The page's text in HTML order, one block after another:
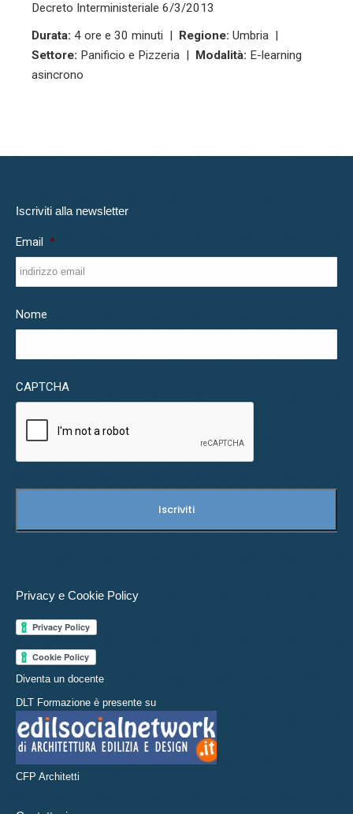
Decreto Interministeriale 6/3/2013
Durata: 4 ore e 30 minuti | Regione: Umbria |
Settore: Panificio e Pizzeria | Modalità: E-learning
asincrono
Iscriviti alla newsletter
Email *
Nome
CAPTCHA
Privacy e Cookie Policy
Diventa un docente
DLT Formazione è presente su
CFP Architetti